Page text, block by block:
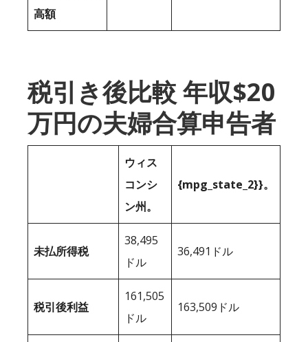
高額
税引き後比較 年収$20
万円の夫婦合算申告者
ウィス
コンシ
ン州。
{mpg_state_2}}。
未払所得税
38,495
ドル
36,491ドル
税引後利益
161,505
ドル
163,509ドル